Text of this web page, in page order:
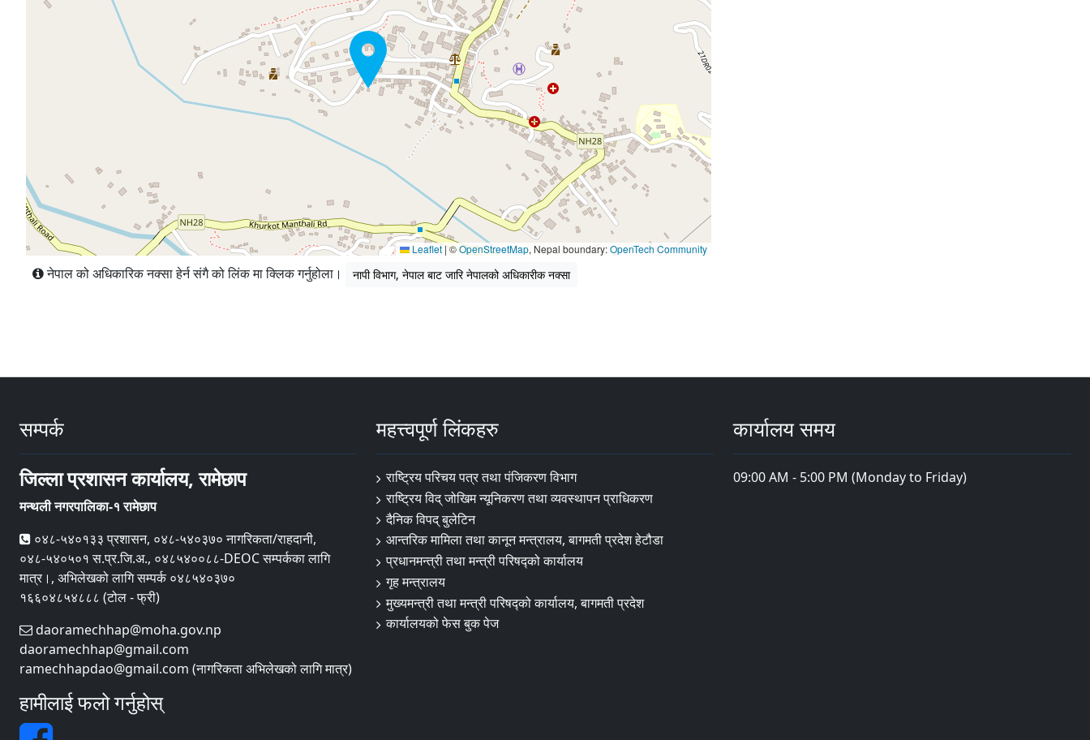
Leaflet|©OpenStreetMap, Nepal boundary:OpenTech Community
नेपाल को अधिकारिक नक्सा हेर्न संगै को लिंक मा क्लिक गर्नुहोला। नापी विभाग, नेपाल बाट जारि नेपालको अधिकारीक नक्सा
सम्पर्क
जिल्ला प्रशासन कार्यालय, रामेछाप
मन्थली नगरपालिका-१ रामेछाप
०४८-५४०१३३ प्रशासन, ०४८-५४०३७० नागरिकता/राहदानी,
०४८-५४०५०१ स.प्र.जि.अ., ०४८५४००८८-DEOC सम्पर्कका लागि
मात्र।, अभिलेखको लागि सम्पर्क ०४८५४०३७०
१६६०४८५४८८८ (टोल - फ्री)
daoramechhap@moha.gov.np
daoramechhap@gmail.com
ramechhapdao@gmail.com (नागरिकता अभिलेखको लागि मात्र)
हामीलाई फलो गर्नुहोस्
महत्त्वपूर्ण लिंकहरु
राष्ट्रिय परिचय पत्र तथा पंजिकरण विभाग
राष्ट्रिय विद् जोखिम न्यूनिकरण तथा व्यवस्थापन प्राधिकरण
दैनिक विपद् बुलेटिन
आन्तरिक मामिला तथा कानून मन्त्रालय, बागमती प्रदेश हेटौडा
प्रधानमन्त्री तथा मन्त्री परिषद्को कार्यालय
गृह मन्त्रालय
मुख्यमन्त्री तथा मन्त्री परिषद्को कार्यालय, बागमती प्रदेश
कार्यालयको फेस बुक पेज
कार्यालय समय
09:00 AM - 5:00 PM (Monday to Friday)